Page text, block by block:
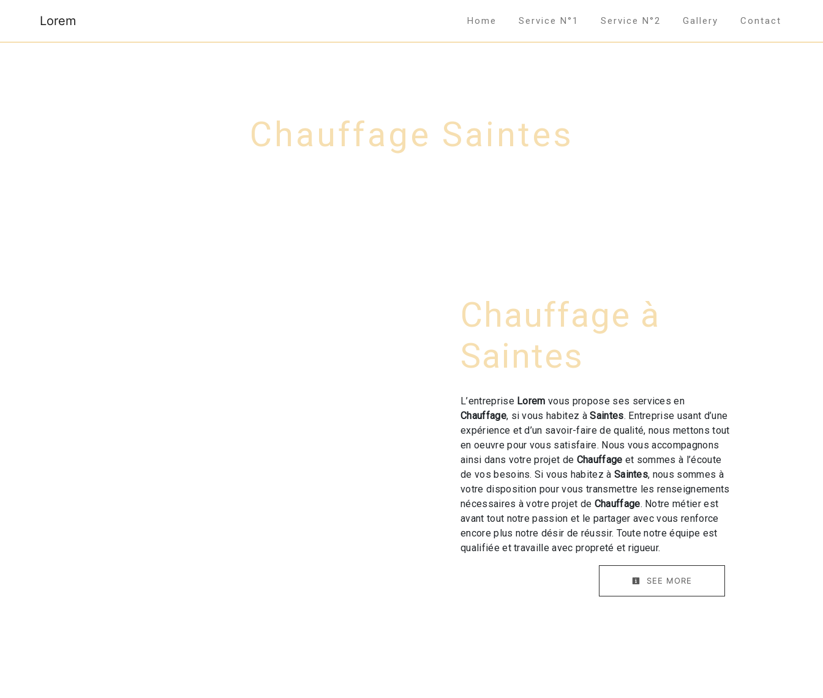
Lorem Home Service N°1 Service N°2 Gallery Contact
Chauffage Saintes
Chauffage à
Saintes
L’entreprise Lorem vous propose ses services en
Chauffage, si vous habitez àSaintes. Entreprise usant d’une
expérience et d’un savoir-faire de qualité, nous mettons tout
en oeuvre pour vous satisfaire. Nous vous accompagnons
ainsi dans votre projet de Chauffage et sommes à l’écoute
de vos besoins. Si vous habitez à Saintes, nous sommes à
votre disposition pour vous transmettre les renseignements
nécessaires à votre projet de Chauffage. Notre métier est
avant tout notre passion et le partager avec vous renforce
encore plus notre désir de réussir. Toute notre équipe est
qualifiée et travaille avec propreté et rigueur.
SEE MORE